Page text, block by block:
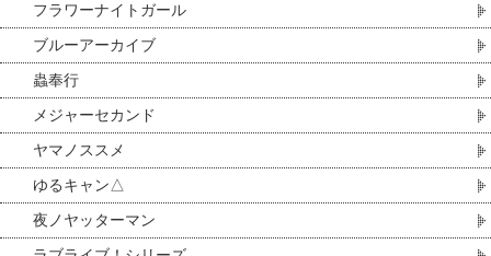
フラワーナイトガール
ブルーアーカイブ
蟲奉行
メジャーセカンド
ヤマノススメ
ゆるキャン△
夜ノヤッターマン